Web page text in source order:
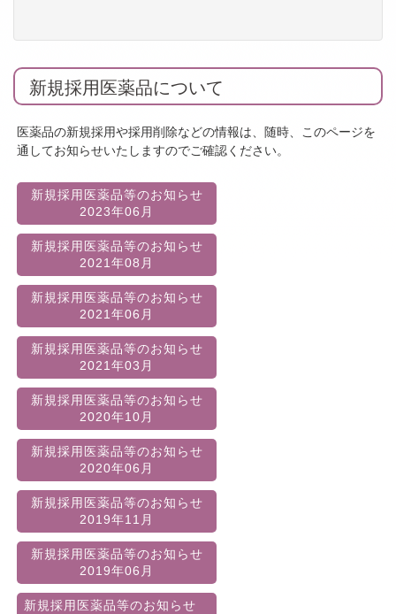
新規採用医薬品について
医薬品の新規採用や採用削除などの情報は、随時、このページを
通してお知らせいたしますのでご確認ください。
新規採用医薬品等のお知らせ
2023年06月
新規採用医薬品等のお知らせ
2021年08月
新規採用医薬品等のお知らせ
2021年06月
新規採用医薬品等のお知らせ
2021年03月
新規採用医薬品等のお知らせ
2020年10月
新規採用医薬品等のお知らせ
2020年06月
新規採用医薬品等のお知らせ
2019年11月
新規採用医薬品等のお知らせ
2019年06月
新規採用医薬品等のお知らせ